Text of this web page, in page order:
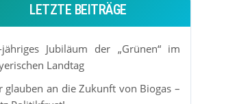
LETZTE BEITRÄGE
jähriges Jubiläum der „Grünen“ im
Landtag
glauben an die Zukunft von Biogas –